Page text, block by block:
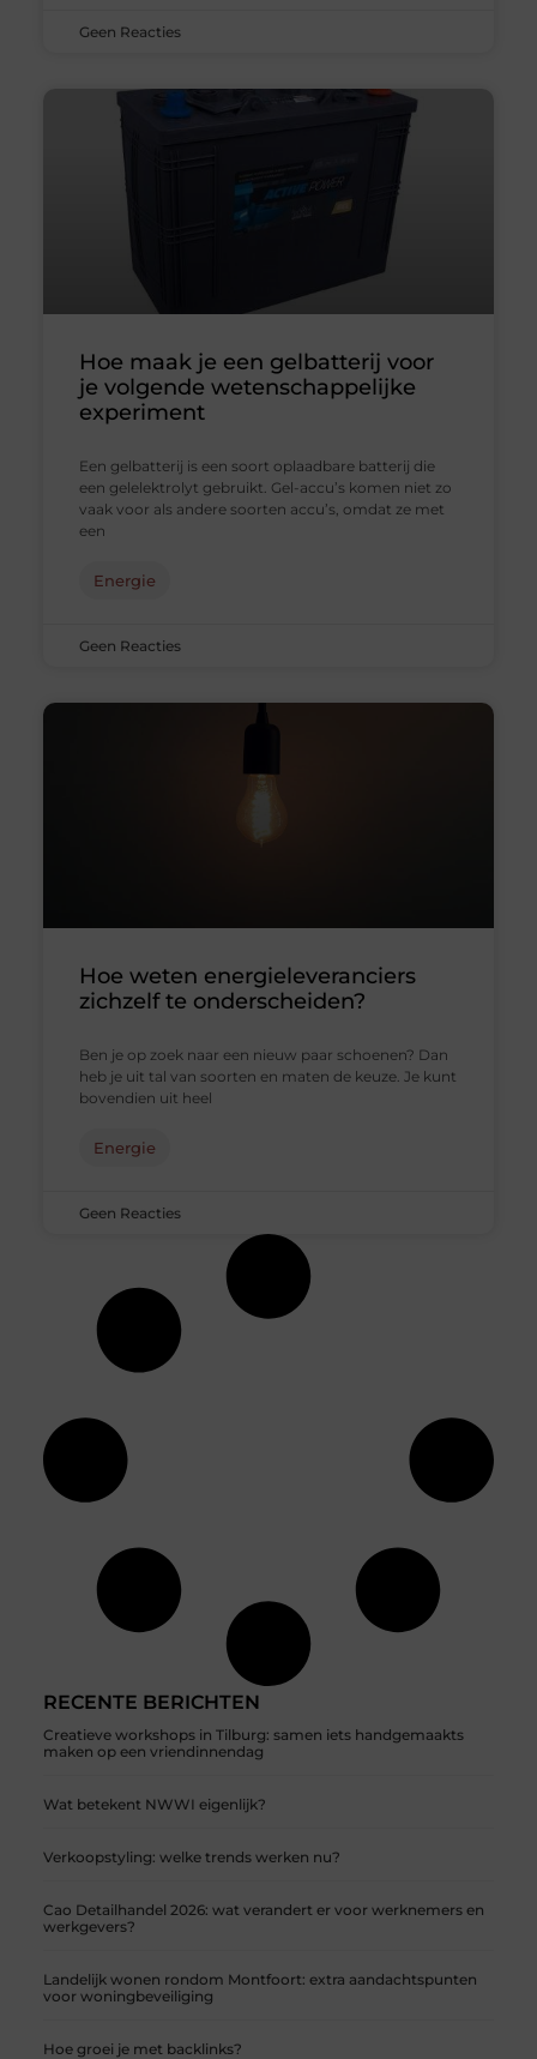
RECENTE BERICHTEN
Creatieve workshops in Tilburg: samen iets handgemaakts
maken op een vriendinnendag
Wat betekent NWWI eigenlijk?
Verkoopstyling: welke trends werken nu?
Cao Detailhandel 2026: wat verandert er voor werknemers en
werkgevers?
Landelijk wonen rondom Montfoort: extra aandachtspunten
voor woningbeveiliging
Hoe groei je met backlinks?
Geen Reacties
Hoe maak je een gelbatterij voor
je volgende wetenschappelijke
experiment
Een gelbatterij is een soort oplaadbare batterij die
een gelelektrolyt gebruikt. Gel-accu’s komen niet zo
vaak voor als andere soorten accu’s, omdat ze met
een
Energie
Geen Reacties
Hoe weten energieleveranciers
zichzelf te onderscheiden?
Ben je op zoek naar een nieuw paar schoenen? Dan
heb je uit tal van soorten en maten de keuze. Je kunt
bovendien uit heel
Energie
Geen Reacties